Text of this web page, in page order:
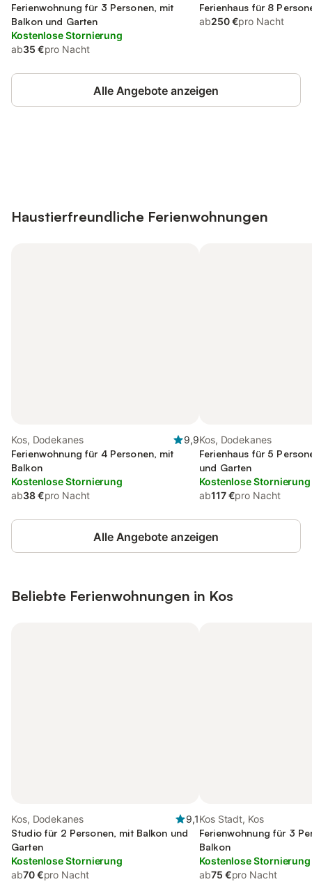
Ferienwohnung für 3 Personen, mit
Balkon und Garten
Kostenlose Stornierung
ab35 €pro Nacht
Ferienhaus für 8
ab250 €pro Nacht
Alle Angebote anzeigen
Haustierfreundliche Ferienwohnungen
Kos, Dodekanes
9,9
Ferienwohnung für 4 Personen, mit
Balkon
Kostenlose Stornierung
ab38 €pro Nacht
Kos, Dodekanes
Ferienhaus für 5
und Garten
Kostenlose Stornierung
ab117 €pro Nacht
Alle Angebote anzeigen
Beliebte Ferienwohnungen in Kos
Kos, Dodekanes
9,1
Studio für 2 Personen, mit Balkon und
Garten
Kostenlose Stornierung
ab70 €pro Nacht
Kos Stadt, Kos
Ferienwohnung für 3
Balkon
Kostenlose Stornierung
ab75 €pro Nacht